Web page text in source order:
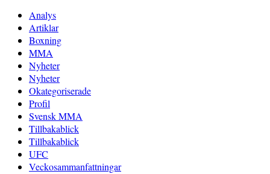
Analys
Artiklar
Boxning
MMA
Nyheter
Nyheter
Okategoriserade
Profil
Svensk MMA
Tillbakablick
Tillbakablick
UFC
Veckosammanfattningar